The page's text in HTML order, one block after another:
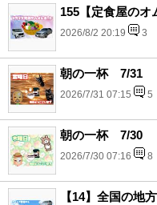
155【定食屋のオ
2026/8/2 20:19 3
朝の一杯 7/31
2026/7/31 07:15 5
朝の一杯 7/30
2026/7/30 07:16 8
【14】全国の地